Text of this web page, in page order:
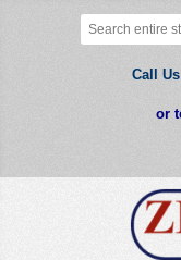
Call Us
or